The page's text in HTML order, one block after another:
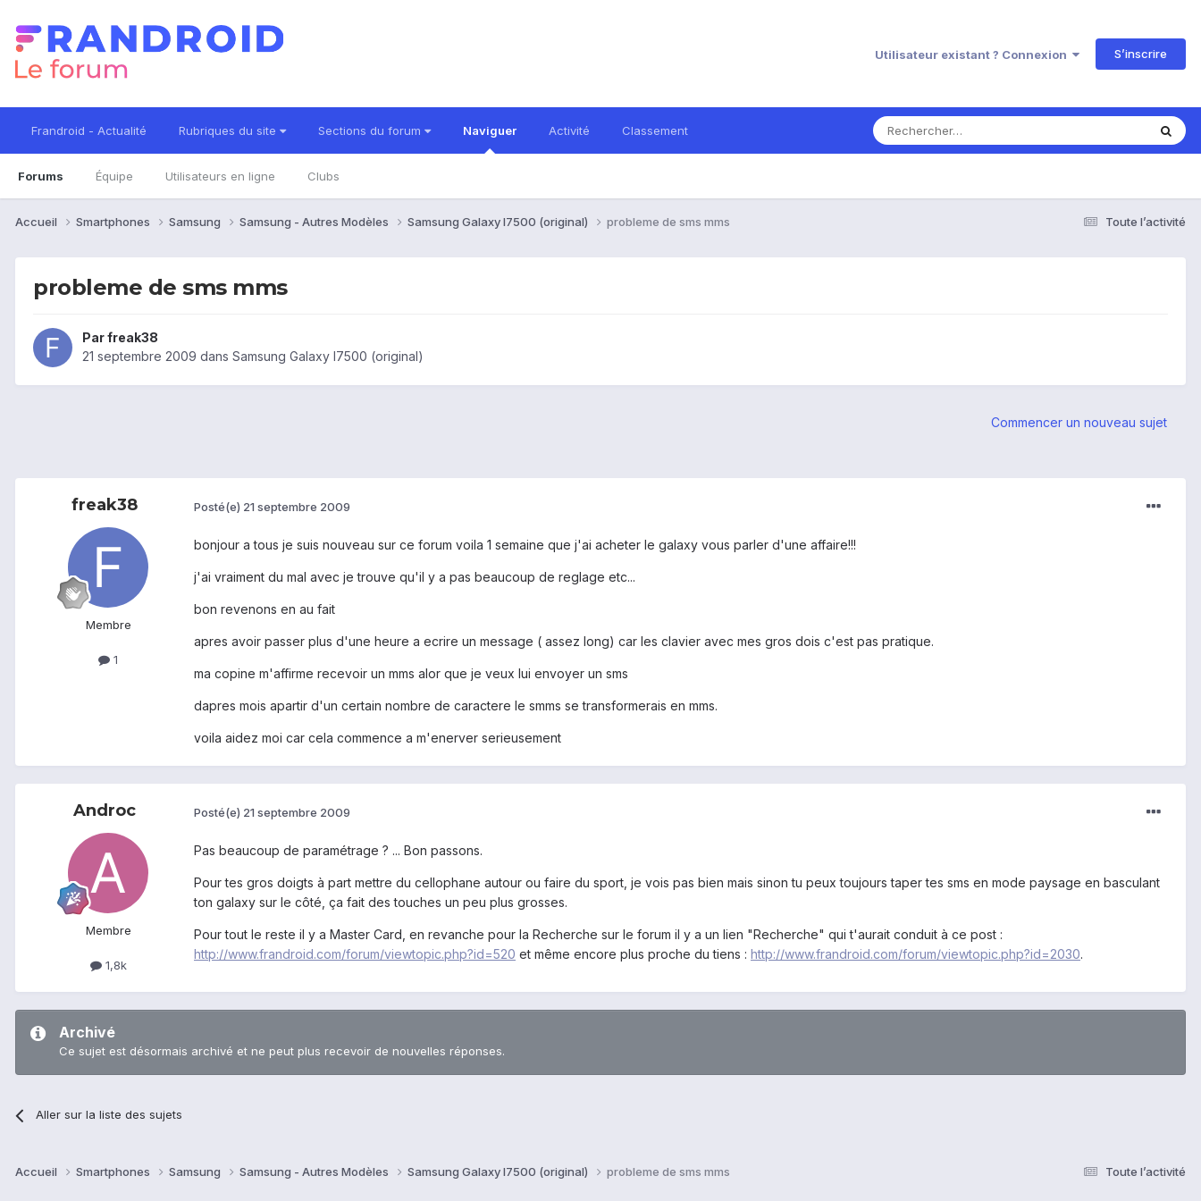
Utilisateur existant ? Connexion S’inscrire
Frandroid - Actualité Rubriques du site Sections du forum Naviguer
Forums Équipe Utilisateurs en ligne Clubs
Activité Classement
Toute l’activité
Accueil Smartphones Samsung Samsung - Autres Modèles Samsung Galaxy I7500 (original) probleme de sms mms
probleme de sms mms
Parfreak38
21 septembre 2009 dans Samsung Galaxy I7500 (original)
Commencer un nouveau sujet
freak38
Membre
1
Posté(e) 21 septembre 2009
bonjour a tous je suis nouveau sur ce forum voila 1 semaine que j'ai acheter le galaxy vous parler d'une affaire!!!
j'ai vraiment du mal avec je trouve qu'il y a pas beaucoup de reglage etc...
bon revenons en au fait
apres avoir passer plus d'une heure a ecrire un message ( assez long) car les clavier avec mes gros dois c'est pas pratique.
ma copine m'affirme recevoir un mms alor que je veux lui envoyer un sms
dapres mois apartir d'un certain nombre de caractere le smms se transformerais en mms.
voila aidez moi car cela commence a m'enerver serieusement
Androc
Membre
1,8k
Posté(e) 21 septembre 2009
Pas beaucoup de paramétrage ? ... Bon passons.
Pour tes gros doigts à part mettre du cellophane autour ou faire du sport, je vois pas bien mais sinon tu peux toujours taper tes sms en mode paysage en basculant
ton galaxy sur le côté, ça fait des touches un peu plus grosses.
Pour tout le reste il y a Master Card, en revanche pour la Recherche sur le forum il y a un lien "Recherche" qui t'aurait conduit à ce post :
http://www.frandroid.com/forum/viewtopic.php?id=520 et même encore plus proche du tiens : http://www.frandroid.com/forum/viewtopic.php?id=2030.
Archivé
Ce sujet est désormais archivé et ne peut plus recevoir de nouvelles réponses.
Aller sur la liste des sujets
Toute l’activité
Accueil Smartphones Samsung Samsung - Autres Modèles Samsung Galaxy I7500 (original) probleme de sms mms